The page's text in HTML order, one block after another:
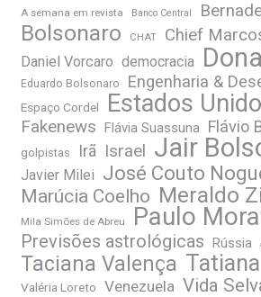
A semana em revista Banco Central
Bolsonaro CHAT Chief
Daniel Vorcaro democracia
Eduardo Bolsonaro Engenharia &
Espaço Cordel Estados
Fakenews Flávia Suassuna Flávio
golpistas Irã Israel Jair
Javier Milei José Couto
Marúcia Coelho Meraldo
Mila Simões de Abreu Paulo
Previsões astrológicas Rússia
Taciana Valença
Valéria Loreto Venezuela Vida